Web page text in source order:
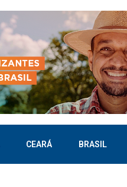
CEARÁ BRASIL